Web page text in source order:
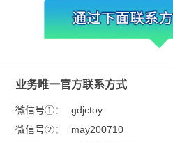
业务唯一官方联系方式
微信号①：
gdjctoy
微信号②：
may200710